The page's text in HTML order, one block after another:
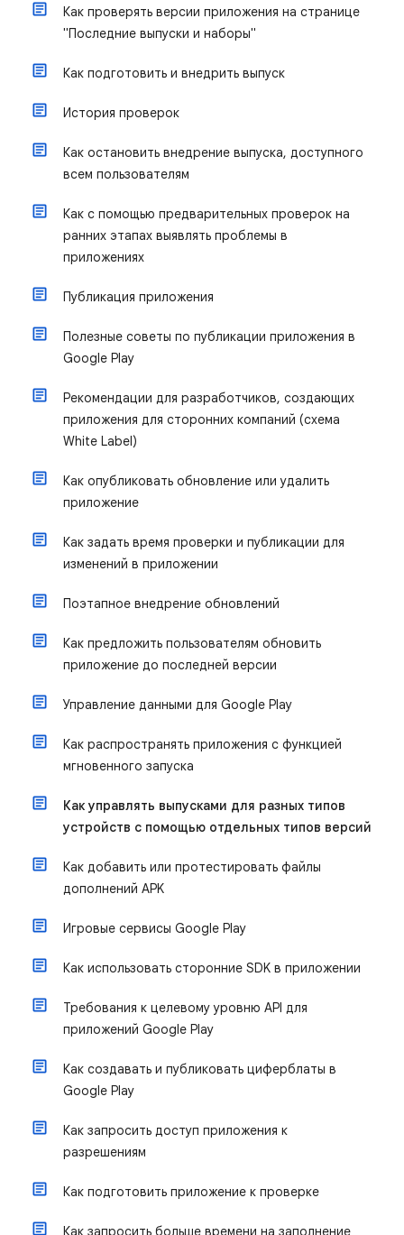
Как проверять версии приложения на странице
"Последние выпуски и наборы"
Как подготовить и внедрить выпуск
История проверок
Как остановить внедрение выпуска, доступного
всем пользователям
Как с помощью предварительных проверок на
ранних этапах выявлять проблемы в
приложениях
Публикация приложения
Полезные советы по публикации приложения в
Google Play
Рекомендации для разработчиков, создающих
приложения для сторонних компаний (схема
White Label)
Как опубликовать обновление или удалить
приложение
Как задать время проверки и публикации для
изменений в приложении
Поэтапное внедрение обновлений
Как предложить пользователям обновить
приложение до последней версии
Управление данными для Google Play
Как распространять приложения с функцией
мгновенного запуска
Как управлять выпусками для разных типов
устройств с помощью отдельных типов версий
Как добавить или протестировать файлы
дополнений APK
Игровые сервисы Google Play
Как использовать сторонние SDK в приложении
Требования к целевому уровню API для
приложений Google Play
Как создавать и публиковать циферблаты в
Google Play
Как запросить доступ приложения к
разрешениям
Как подготовить приложение к проверке
Как запросить больше времени на заполнение